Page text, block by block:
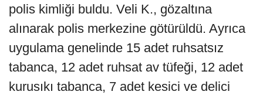
polis kimliği buldu. Veli K., gözaltına
alınarak polis merkezine götürüldü. Ayrıca
uygulama genelinde 15 adet ruhsatsız
tabanca, 12 adet ruhsat av tüfeği, 12 adet
kurusıkı tabanca, 7 adet kesici ve delici